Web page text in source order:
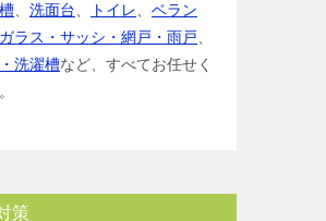
洗面台 トイレ
ベラン
ラス・サッシ・網戸・雨戸
洗濯槽など、すべてお任せく
策